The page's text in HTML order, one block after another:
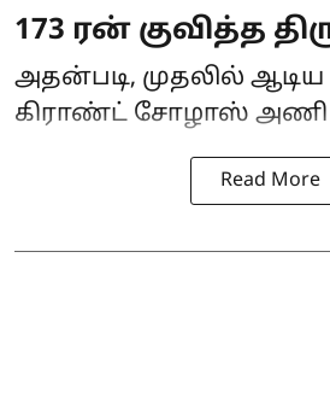
173 ரன் குவித்த
அதன்படி, முதலில் ஆடிய
கிராண்ட் சோழாஸ் அணி
Read More